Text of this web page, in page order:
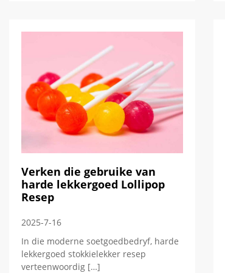
Verken die gebruike van
harde lekkergoed Lollipop
Resep
2025-7-16
In die moderne soetgoedbedryf, harde
lekkergoed stokkielekker resep
verteenwoordig […]